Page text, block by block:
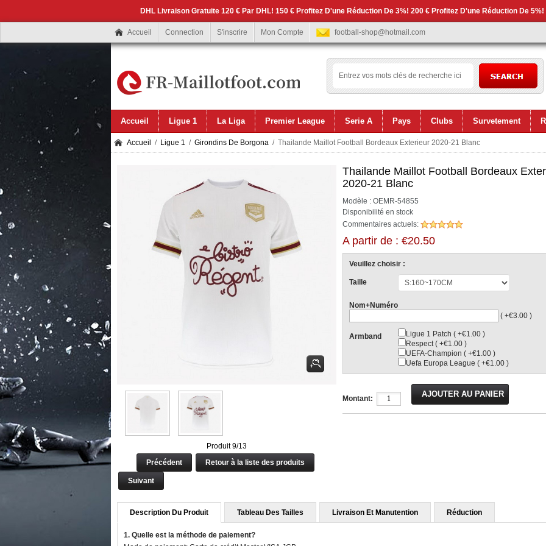
DHL Livraison Gratuite 120 € Par DHL! 150 € Profitez D'une Réduction De 3%! 200 € Profitez D'une Réduction De
Accueil Connection S'inscrire Mon Compte football-shop@hotmail.com
Accueil Ligue 1 La Liga Premier League Serie A Pays Clubs Survetement
Accueil / Ligue 1 / Girondins De Borgona / Thailande Maillot Football Bordeaux Exterieur 2020-21 Blanc
Produit 9/13
Précédent
Retour à la liste des produits
Suivant
Thailande Maillot Football Bordeaux
2020-21 Blanc
Modèle : OEMR-54855
Disponibilité en stock
Commentaires actuels:
A partir de : €20.50
Veuillez choisir :
Taille
Nom+Numéro
( +€3.00 )
Armband
Ligue 1 Patch ( +€1.00 )
Respect ( +€1.00 )
UEFA-Champion ( +€1.00 )
Uefa Europa League ( +€1.00 )
Montant:
Description Du Produit Tableau Des Tailles Livraison Et Manutention Réduction
1. Quelle est la méthode de paiement?